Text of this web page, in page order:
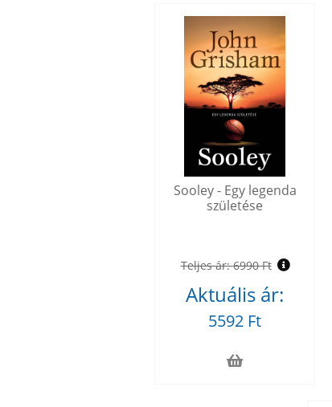
Sooley - Egy legenda
születése
Teljes ár:6990 Ft
Aktuális ár:
5592 Ft